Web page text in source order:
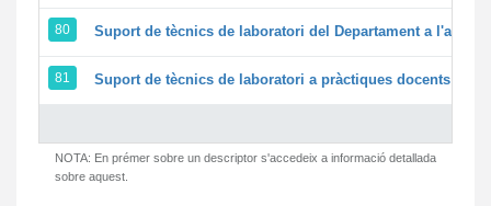
80 Suport de tècnics de laboratori del Departament a
81 Suport de tècnics de laboratori a pràctiques docents i
NOTA: En prémer sobre un descriptor s'accedeix a informació detallada
sobre aquest.